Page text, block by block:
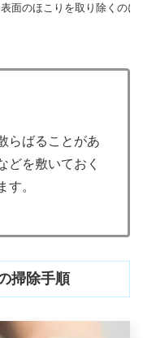
面のほこりを取り除くのに
らばることがあ
どを敷いておく
す。
掃除手順